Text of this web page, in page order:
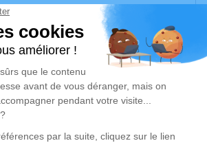
partager des photos souvenirs, une
vos pensées à travers des
Cet endroit est un lieu
à honorer la mémoire de Martine
d’arbre hommage est